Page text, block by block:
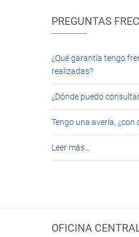
PREGUNTAS
¿Qué garantía tengo
realizadas?
¿Dónde puedo
Tengo una avería,
Leer más…
OFICINA